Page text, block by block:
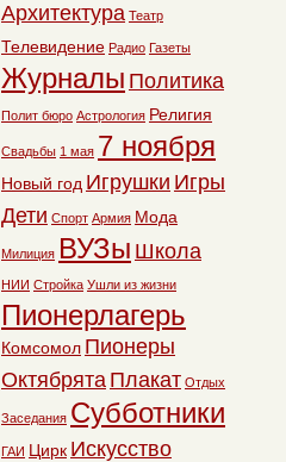
Архитектура Театр
Телевидение Радио Газеты
Журналы Политика
Полит бюро Астрология Религия
Свадьбы 1 мая 7 ноября
Новый год Игрушки Игры
Дети Спорт Армия Мода
Милиция ВУЗы Школа
НИИ Стройка Ушли из жизни
Пионерлагерь
Комсомол Пионеры
Октябрята Плакат Отдых
Заседания Субботники
ГАИ Цирк Искусство